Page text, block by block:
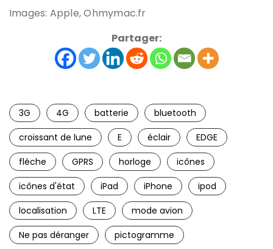
Images: Apple, Ohmymac.fr
Partager:
3G 4G batterie
bluetooth
croissant de lune
E éclair
EDGE
flèche
GPRS horloge
icônes
icônes d'état
iPad iPhone
ipod
localisation
LTE
mode avion
Ne pas déranger
pictogramme